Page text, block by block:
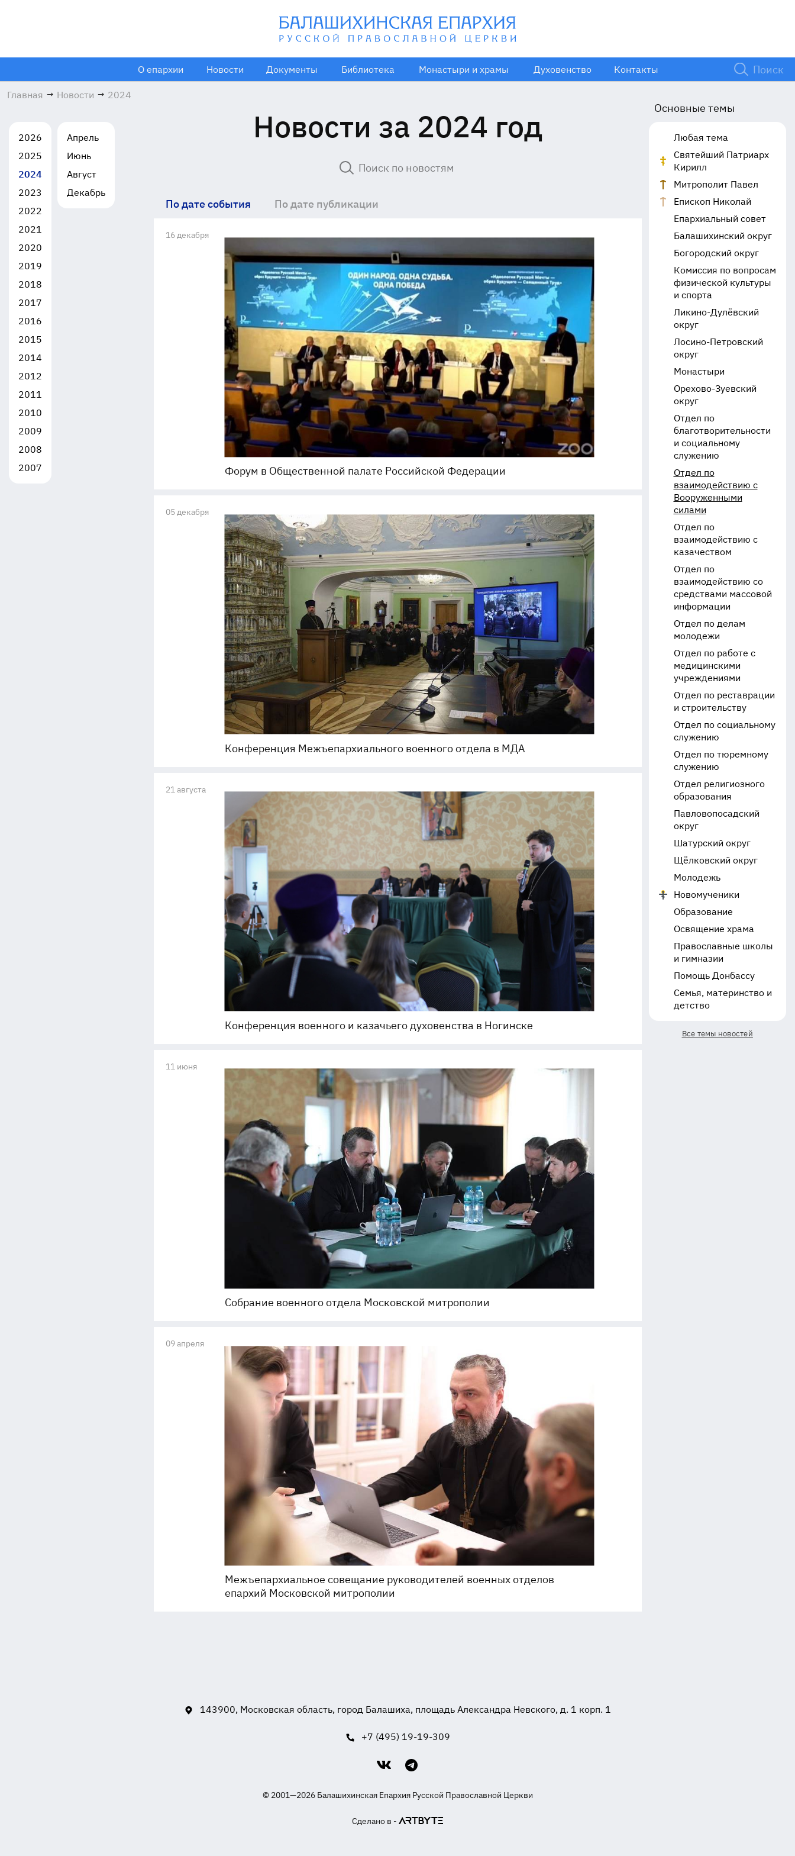
О епархии Новости Документы Библиотека Монастыри и храмы Духовенство Контакты
Главная → Новости → 2024
2026
2025
2024
2023
2022
2021
2020
2019
2018
2017
2016
2015
2014
2012
2011
2010
2009
2008
2007
Апрель
Июнь
Август
Декабрь
Новости за 2024 год
По дате события По дате публикации
16 декабря
Форум в Общественной палате Российской Федерации
05 декабря
Конференция Межъепархиального военного отдела в МДА
21 августа
Конференция военного и казачьего духовенства в Ногинске
11 июня
Собрание военного отдела Московской митрополии
09 апреля
Межъепархиальное совещание руководителей военных отделов
епархий Московской митрополии
Основные темы
Любая тема
Святейший Патриарх
Кирилл
Митрополит Павел
Епископ Николай
Епархиальный совет
Балашихинский округ
Богородский округ
Комиссия по вопросам
физической культуры
и спорта
Ликино-Дулёвский
округ
Лосино-Петровский
округ
Монастыри
Орехово-Зуевский
округ
Отдел по
благотворительности
и социальному
служению
Отдел по
взаимодействию с
Вооруженными
силами
Отдел по
взаимодействию с
казачеством
Отдел по
взаимодействию со
средствами массовой
информации
Отдел по делам
молодежи
Отдел по работе с
медицинскими
учреждениями
Отдел по реставрации
и строительству
Отдел по социальному
служению
Отдел по тюремному
служению
Отдел религиозного
образования
Павловопосадский
округ
Шатурский округ
Щёлковский округ
Молодежь
Новомученики
Образование
Освящение храма
Православные школы
и гимназии
Помощь Донбассу
Семья, материнство и
детство
Все темы новостей
143900, Московская область, город Балашиха, площадь Александра Невского, д. 1 корп. 1
+7 (495) 19-19-309
© 2001—2026 Балашихинская Епархия Русской Православной Церкви
Сделано в -